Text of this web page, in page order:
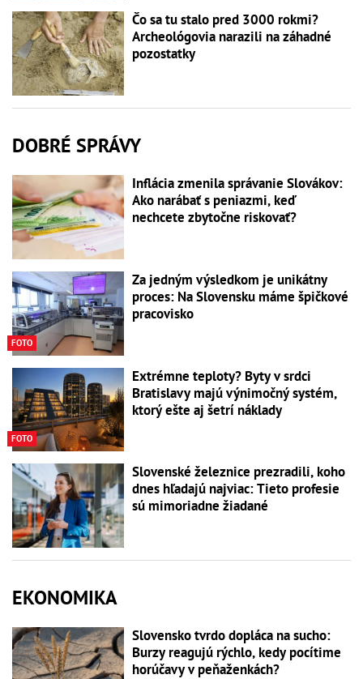
Čo sa tu stalo pred 3000 rokmi?
Archeológovia narazili na záhadné
pozostatky
DOBRÉ SPRÁVY
Inflácia zmenila správanie Slovákov:
Ako narábať s peniazmi, keď
nechcete zbytočne riskovať?
FOTO
Za jedným výsledkom je unikátny
proces: Na Slovensku máme špičkové
pracovisko
FOTO
Extrémne teploty? Byty v srdci
Bratislavy majú výnimočný systém,
ktorý ešte aj šetrí náklady
Slovenské železnice prezradili, koho
dnes hľadajú najviac: Tieto profesie
sú mimoriadne žiadané
EKONOMIKA
Slovensko tvrdo dopláca na sucho:
Burzy reagujú rýchlo, kedy pocítime
horúčavy v peňaženkách?